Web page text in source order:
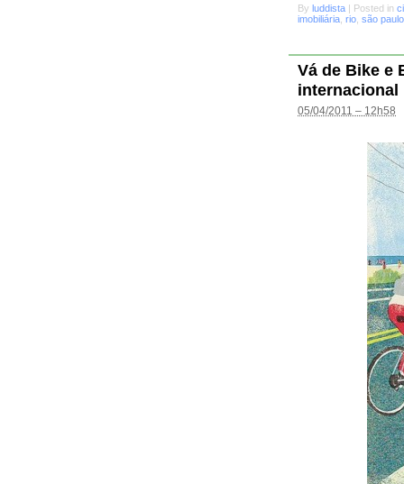
By luddista | Posted in
imobiliária rio são paulo
Vá de Bike e
internacional
05/04/2011 – 12h58